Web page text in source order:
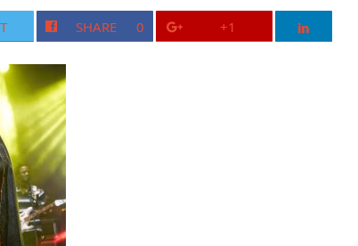
SHARE 0 +1